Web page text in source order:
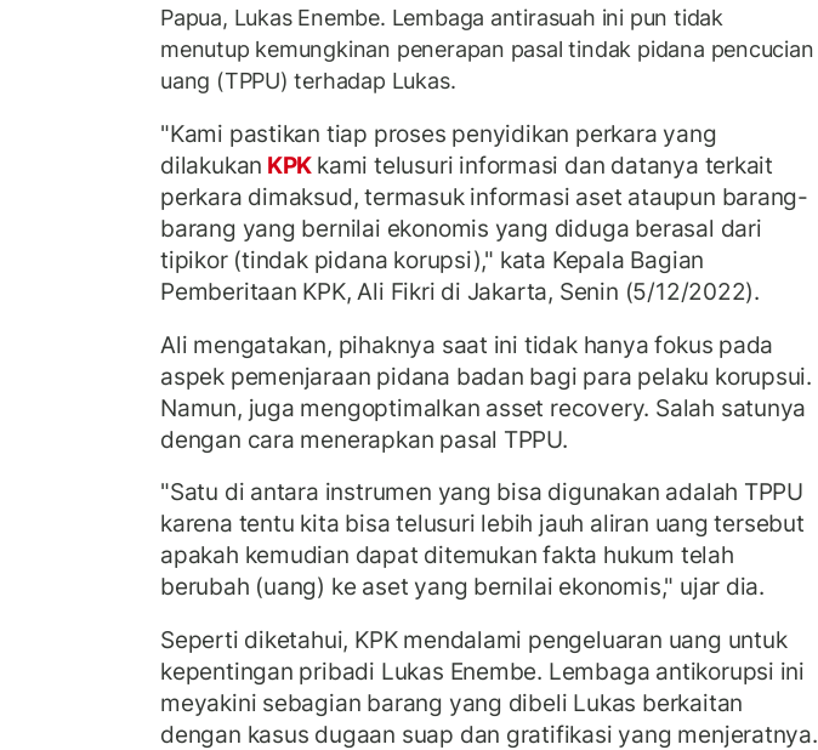
Papua, Lukas Enembe. Lembaga antirasuah ini pun tidak
menutup kemungkinan penerapan pasal tindak pidana pencucian
uang (TPPU) terhadap Lukas.
"Kami pastikan tiap proses penyidikan perkara yang
dilakukan KPK kami telusuri informasi dan datanya terkait
perkara dimaksud, termasuk informasi aset ataupun barang-
barang yang bernilai ekonomis yang diduga berasal dari
tipikor (tindak pidana korupsi)," kata Kepala Bagian
Pemberitaan KPK, Ali Fikri di Jakarta, Senin (5/12/2022).
Ali mengatakan, pihaknya saat ini tidak hanya fokus pada
aspek pemenjaraan pidana badan bagi para pelaku korupsui.
Namun, juga mengoptimalkan asset recovery. Salah satunya
dengan cara menerapkan pasal TPPU.
"Satu di antara instrumen yang bisa digunakan adalah TPPU
karena tentu kita bisa telusuri lebih jauh aliran uang tersebut
apakah kemudian dapat ditemukan fakta hukum telah
berubah (uang) ke aset yang bernilai ekonomis," ujar dia.
Seperti diketahui, KPK mendalami pengeluaran uang untuk
kepentingan pribadi Lukas Enembe. Lembaga antikorupsi ini
meyakini sebagian barang yang dibeli Lukas berkaitan
dengan kasus dugaan suap dan gratifikasi yang menjeratnya.